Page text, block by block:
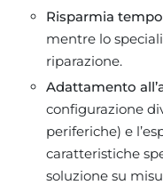
Risparmia tempo
mentre lo
riparazione.
Adattamento
configurazione
periferiche) e
caratteristiche
soluzione su